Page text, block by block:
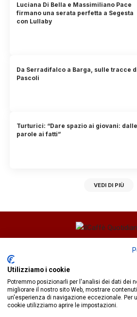
Luciana Di Bella e Massimiliano Pace
firmano una serata perfetta a Segesta
con Lullaby
Da Serradifalco a Barga, sulle tracce
Pascoli
Turturici: “Dare spazio ai giovani: dalle
parole ai fatti”
VEDI DI PIÙ
C.F. 92076900858
Chi siamo
Privacy & Cookie
Utilizziamo i cookie
Potremmo posizionarli per l'analisi dei dati dei
migliorare il nostro sito Web, mostrare
un'esperienza di navigazione eccezionale. Per
cookie utilizziamo aprire le impostazioni.